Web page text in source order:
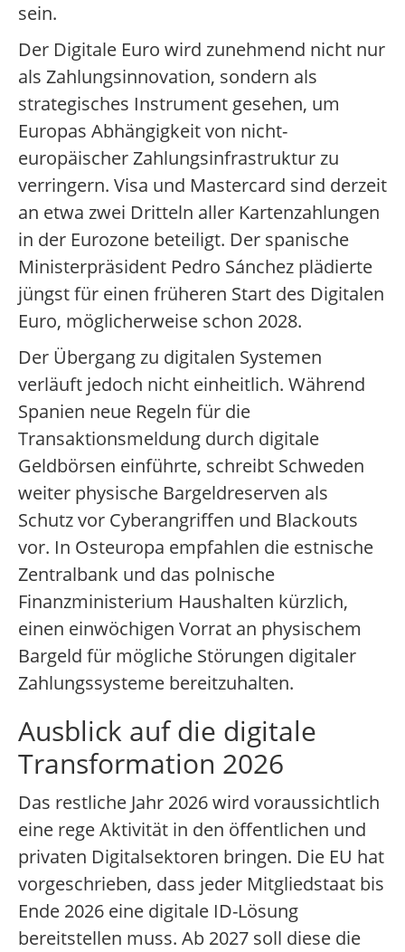
sein.
Der Digitale Euro wird zunehmend nicht nur
als Zahlungsinnovation, sondern als
strategisches Instrument gesehen, um
Europas Abhängigkeit von nicht-
europäischer Zahlungsinfrastruktur zu
verringern. Visa und Mastercard sind derzeit
an etwa zwei Dritteln aller Kartenzahlungen
in der Eurozone beteiligt. Der spanische
Ministerpräsident Pedro Sánchez plädierte
jüngst für einen früheren Start des Digitalen
Euro, möglicherweise schon 2028.
Der Übergang zu digitalen Systemen
verläuft jedoch nicht einheitlich. Während
Spanien neue Regeln für die
Transaktionsmeldung durch digitale
Geldbörsen einführte, schreibt Schweden
weiter physische Bargeldreserven als
Schutz vor Cyberangriffen und Blackouts
vor. In Osteuropa empfahlen die estnische
Zentralbank und das polnische
Finanzministerium Haushalten kürzlich,
einen einwöchigen Vorrat an physischem
Bargeld für mögliche Störungen digitaler
Zahlungssysteme bereitzuhalten.
Ausblick auf die digitale
Transformation 2026
Das restliche Jahr 2026 wird voraussichtlich
eine rege Aktivität in den öffentlichen und
privaten Digitalsektoren bringen. Die EU hat
vorgeschrieben, dass jeder Mitgliedstaat bis
Ende 2026 eine digitale ID-Lösung
bereitstellen muss. Ab 2027 soll diese die